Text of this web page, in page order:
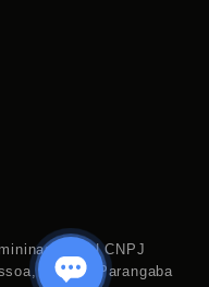
S.A. | CNPJ
7.111 – Parangaba